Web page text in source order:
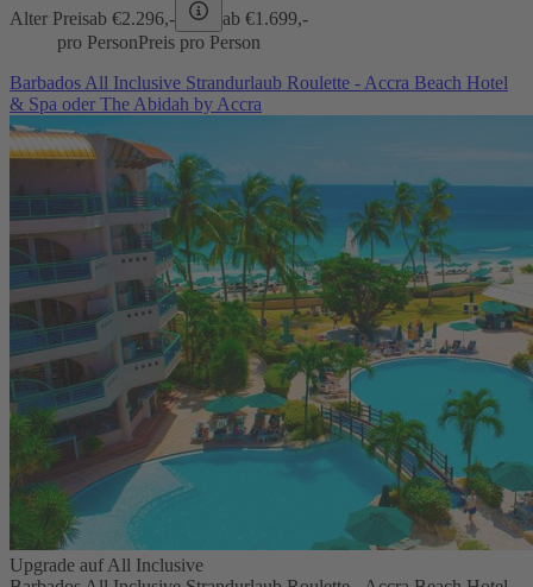
Alter Preisab €2.296,- ab €1.699,-
pro PersonPreis pro Person
Barbados All Inclusive Strandurlaub Roulette - Accra Beach Hotel
& Spa oder The Abidah by Accra
Upgrade auf All Inclusive